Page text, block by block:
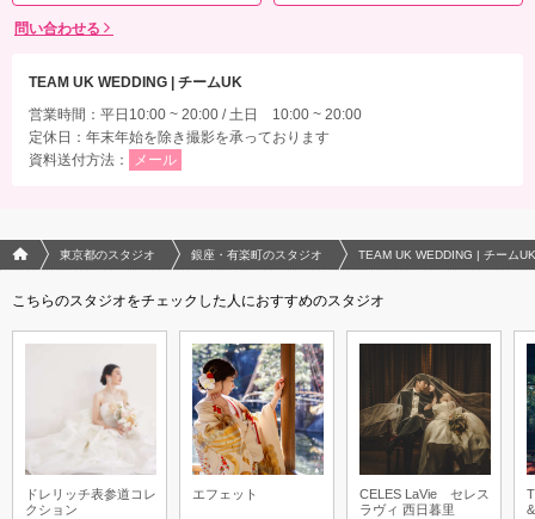
問い合わせる
TEAM UK WEDDING | チームUK
営業時間：平日10:00 ~ 20:00 / 土日 10:00 ~ 20:00
定休日：年末年始を除き撮影を承っております
資料送付方法：
メール
フォトウエディング/結婚写真のPhotorait ホーム
東京都のスタジオ 銀座・有楽町のスタジオ TEAM UK WEDDING | チームUK
こちらのスタジオをチェックした人におすすめのスタジオ
ドレリッチ表参道コレ
クション
エフェット
CELES LaVie セレス
ラヴィ 西日暮里